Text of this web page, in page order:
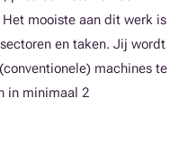
mooiste aan dit werk is
en taken. Jij wordt
machines te
in minimaal 2